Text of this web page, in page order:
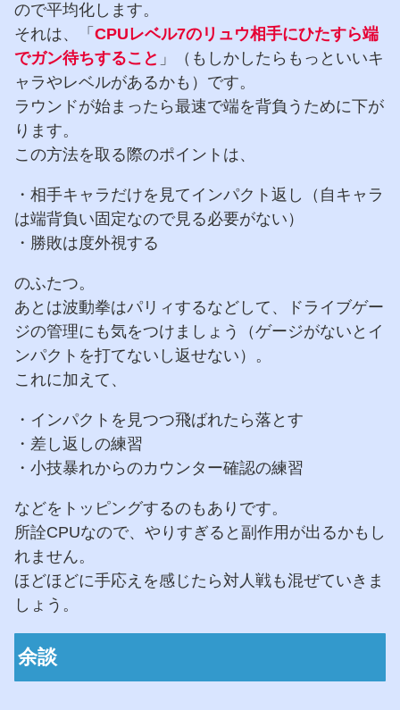
ので平均化します。
それは、「 CPUレベル7のリュウ相手にひたすら端
でガン待ちすること 」（もしかしたらもっといいキ
ャラやレベルがあるかも）です。
ラウンドが始まったら最速で端を背負うために下が
ります。
この方法を取る際のポイントは、
・相手キャラだけを見てインパクト返し（自キャラ
は端背負い固定なので見る必要がない）
・勝敗は度外視する
のふたつ。
あとは波動拳はパリィするなどして、ドライブゲー
ジの管理にも気をつけましょう（ゲージがないとイ
ンパクトを打てないし返せない）。
これに加えて、
・インパクトを見つつ飛ばれたら落とす
・差し返しの練習
・小技暴れからのカウンター確認の練習
などをトッピングするのもありです。
所詮CPUなので、やりすぎると副作用が出るかもし
れません。
ほどほどに手応えを感じたら対人戦も混ぜていきま
しょう。
余談